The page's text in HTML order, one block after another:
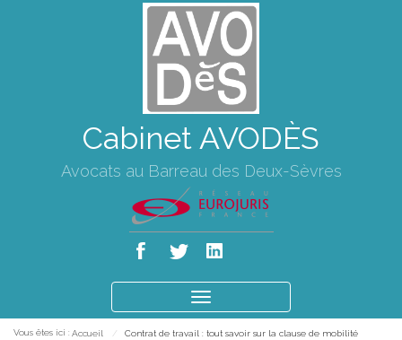
Cabinet AVODÈS
Avocats au Barreau des Deux-Sèvres
le
Vous êtes ici : Accueil Contrat de travail : tout savoir sur la clause de mobilité